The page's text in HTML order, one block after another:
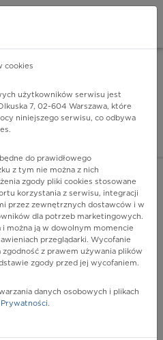
- lider
FILTRY
cookies
użytkowników serwisu jest
7, 02-604 Warszawa, które
niniejszego serwisu, co odbywa
do prawidłowego
z tym nie można z nich
zgody pliki cookies stosowane
korzystania z serwisu, integracji
przez zewnętrznych dostawców i w
dla potrzeb marketingowych.
można ją w dowolnym momencie
przeglądarki. Wycofanie
z prawem używania plików
zgody przed jej wycofaniem.
danych osobowych i plikach
.
Play INSTALUJ